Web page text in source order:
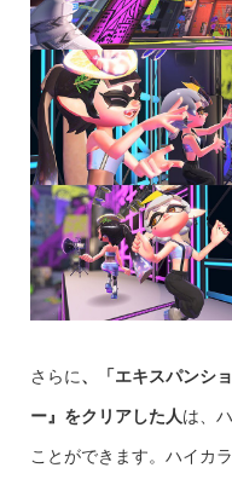
さらに、「エキスパンシ
ー』をクリアした人は、
ことができます。ハイカ